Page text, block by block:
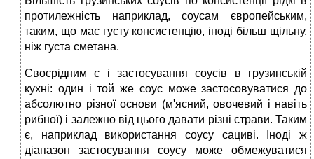
протилежність наприклад, соусам європейським,
таким, що має густу консистенцію, іноді більш щільну,
ніж густа сметана.
Своєрідним є і застосування соусів в грузинській
кухні: один і той же соус може застосовуватися до
абсолютно різної основи (м'ясний, овочевий і навіть
рибної) і залежно від цього давати різні страви. Таким
є, наприклад використання соусу сациві. Іноді ж
діапазон застосування соусу може обмежуватися